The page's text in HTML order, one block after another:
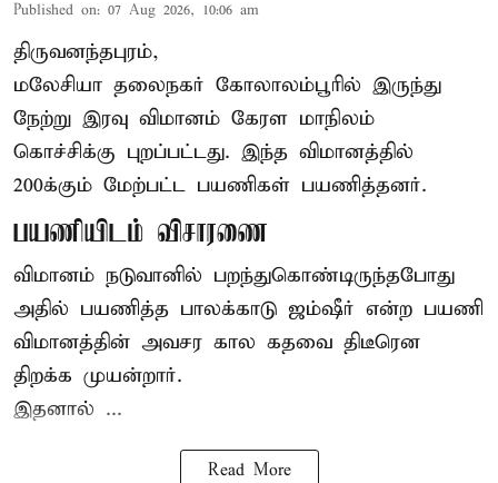
Published on: 07 Aug 2026, 10:06 am
திருவனந்தபுரம்,
மலேசியா தலைநகர் கோலாலம்பூரில் இருந்து
நேற்று இரவு விமானம் கேரள மாநிலம்
கொச்சிக்கு புறப்பட்டது. இந்த விமானத்தில்
200க்கும் மேற்பட்ட பயணிகள் பயணித்தனர்.
பயணியிடம் விசாரணை
விமானம் நடுவானில் பறந்துகொண்டிருந்தபோது
அதில் பயணித்த பாலக்காடு ஜம்ஷீர் என்ற பயணி
விமானத்தின் அவசர கால கதவை திடீரென
திறக்க முயன்றார்.
இதனால் ...
Read More